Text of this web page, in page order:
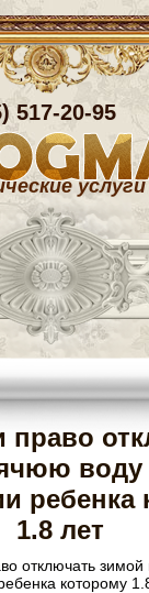
517-20-95
услуги
право
воду
ребенка
1.8 лет
отключать зимой
которому